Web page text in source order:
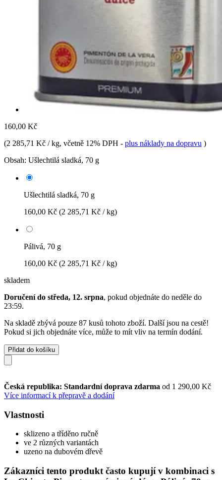
160,00 Kč
(2 285,71 Kč / kg, včetně 12% DPH - plus náklady na dopravu )
Obsah: Ušlechtilá sladká, 70 g
Ušlechtilá sladká, 70 g
160,00 Kč (2 285,71 Kč / kg)
Pálivá, 70 g
160,00 Kč (2 285,71 Kč / kg)
skladem
Doručení do středa, 12. srpna, pokud objednáte do neděle do
23:59.
Na skladě zbývá pouze 87 kusů tohoto zboží. Další jsou na cestě!
Pokud si jich objednáte více, může to mít vliv na termín dodání.
Přidat do košíku
Česká republika: Standardní doprava zdarma od 1 290,00 Kč
Více informací k přepravě a dodání
Vlastnosti
sklizeno a tříděno ručně
ve 2 různých variantách
uzeno na dubovém dřevě
Zákazníci tento produkt často kupují v kombinaci s